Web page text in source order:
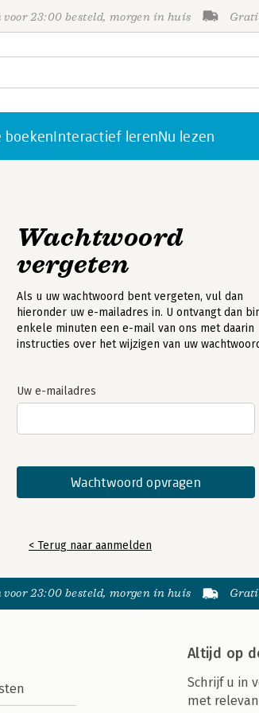
voor 23:00 besteld, morgen in huis
boekenInteractief lerenNu lezen
Wachtwoord
vergeten
Als u uw wachtwoord bent vergeten, vul dan
hieronder uw e-mailadres in. U ontvangt dan
enkele minuten een e-mail van ons met daarin
instructies over het wijzigen van uw
Uw e-mailadres
< Terug naar aanmelden
voor 23:00 besteld, morgen in huis
Altijd op
Schrijf u in
met